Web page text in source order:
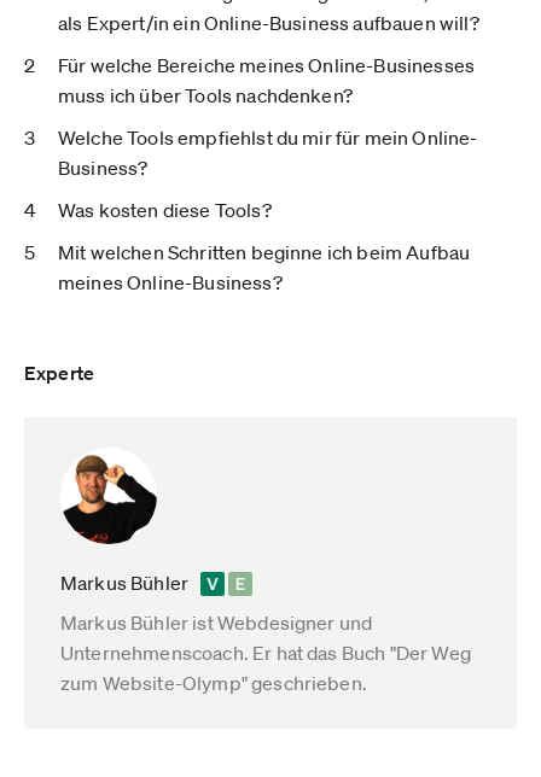
als Expert/in ein Online-Business aufbauen will?
Für welche Bereiche meines Online-Businesses
muss ich über Tools nachdenken?
Welche Tools empfiehlst du mir für mein Online-
Business?
Was kosten diese Tools?
Mit welchen Schritten beginne ich beim Aufbau
meines Online-Business?
Experte
Markus Bühler
Markus Bühler ist Webdesigner und
Unternehmenscoach. Er hat das Buch "Der Weg
zum Website-Olymp" geschrieben.